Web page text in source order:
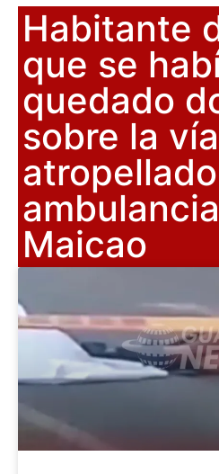
Habitante
que se
quedado
sobre la
Maicao